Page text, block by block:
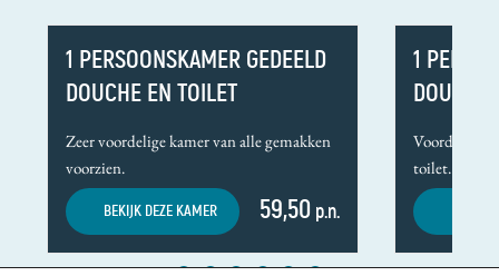
1 PERSOONSKAMER GEDEELD
DOUCHE EN TOILET
Zeer voordelige kamer van alle gemakken
voorzien.
BEKIJK DEZE KAMER 59,50 p.n.
1
DOUCHE
Voordelige
toilet.